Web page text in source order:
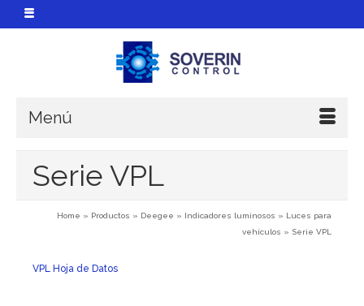
Menú
Serie VPL
Home » Productos » Deegee » Indicadores luminosos » Luces para
vehículos » Serie VPL
VPL Hoja de Datos